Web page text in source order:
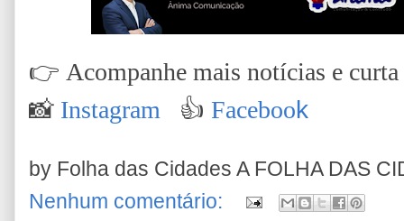
👉 Acompanhe mais notícias e curta
📸 Instagram 👍 Facebook
by Folha das Cidades A FOLHA DAS
Nenhum comentário: